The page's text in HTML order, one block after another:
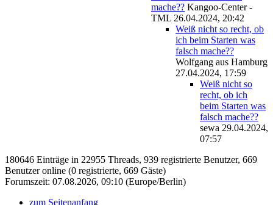
mache?? Kangoo-Center -
TML 26.04.2024, 20:42
Weiß nicht so recht, ob
ich beim Starten was
falsch mache??
Wolfgang aus Hamburg
27.04.2024, 17:59
Weiß nicht so
recht, ob ich
beim Starten was
falsch mache??
sewa 29.04.2024,
07:57
180646 Einträge in 22955 Threads, 939 registrierte Benutzer, 669
Benutzer online (0 registrierte, 669 Gäste)
Forumszeit: 07.08.2026, 09:10 (Europe/Berlin)
zum Seitenanfang